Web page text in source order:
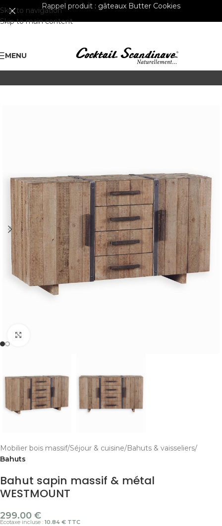
Skip to navigation
Skip to main content
Rappel produit : gâteaux Butter Cookies
MENU
Mobilier bois massif Séjour & cuisine Bahuts & vaisseliers
Bahuts
Bahut sapin massif & métal
WESTMOUNT
299.00 €
Ecotaxe incluse : 10.84 € TTC